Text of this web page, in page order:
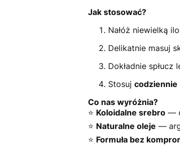
Jak stosować?
Nałóż niewielką
Delikatnie masuj
Dokładnie spłucz
Stosuj codziennie
Co nas wyróżnia?
⭐ Koloidalne srebro—
⭐ Naturalne oleje —
⭐ Formuła bez